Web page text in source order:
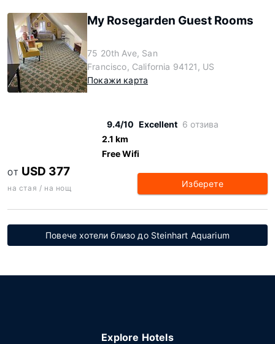
My Rosegarden Guest Rooms
75 20th Ave, San
Francisco, California 94121, US
Покажи карта
9.4/10 Excellent 6 отзива
2.1 km
Free Wifi
ОТ USD 377
на стая / на нощ Изберете
Повече хотели близо до Steinhart Aquarium
Explore Hotels